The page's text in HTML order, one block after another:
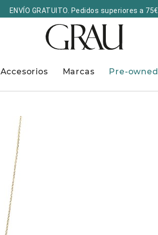
ENVÍO GRATUITO. Pedidos superiores a 75€.
Accesorios Marcas Pre-owned